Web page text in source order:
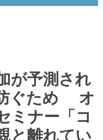
が予測され
ぐため オ
ミナー「コ
と離れてい